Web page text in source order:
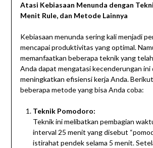
Atasi Kebiasaan Menunda dengan
Menit Rule, dan Metode Lainnya
Kebiasaan menunda sering kali menjadi
mencapai produktivitas yang optimal.
memanfaatkan beberapa teknik yang
Anda dapat mengatasi kecenderungan ini
meningkatkan efisiensi kerja Anda.
beberapa metode yang bisa Anda coba:
Teknik Pomodoro:
Teknik ini melibatkan pembagian
interval 25 menit yang disebut
istirahat pendek selama 5 menit.